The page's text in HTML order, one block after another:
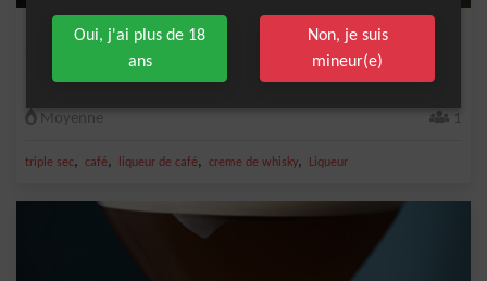
Moyenne 1
triple sec, café, liqueur de café, creme de whisky, Liqueur
Oui, j'ai plus de 18
ans
Non, je suis
mineur(e)